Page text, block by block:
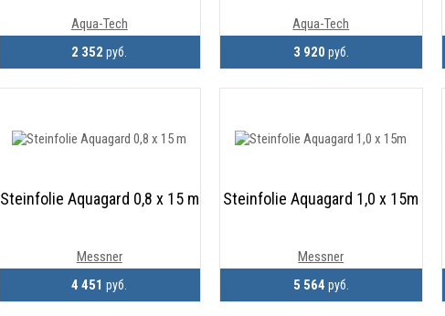
Aqua-Tech
2 352руб.
Aqua-Tech
3 920 руб.
Steinfolie Aquagard 0,8 х 15 m
Messner
4 451руб.
Steinfolie Aquagard 1,0 х 15m
Messner
5 564 руб.